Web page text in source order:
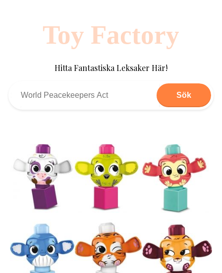
Toy Factory
Hitta Fantastiska Leksaker Här!
Sök